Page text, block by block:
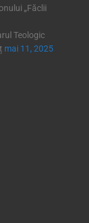
„Făclii
Teologic
mai 11, 2025